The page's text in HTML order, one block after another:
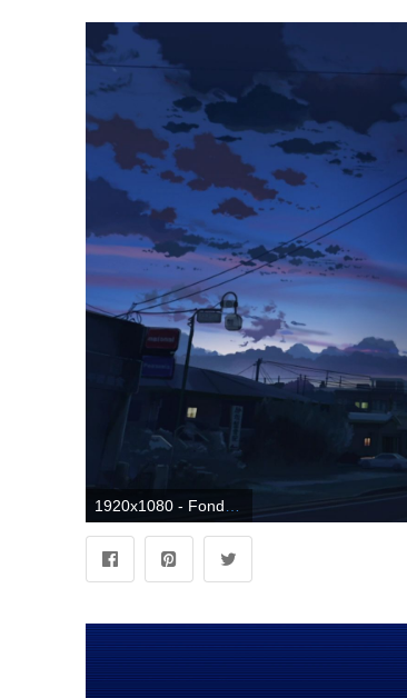
1920x1080 - Fondo de pantalla 1920x1080. Wallpaper para escritorio HD 1080p aesthetic PC.